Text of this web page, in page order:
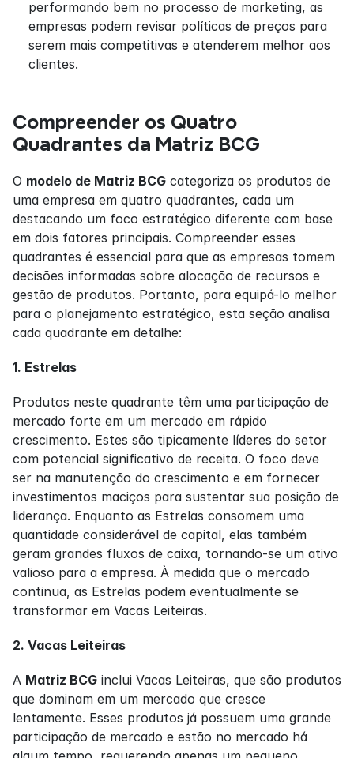
performando bem no processo de marketing, as
empresas podem revisar políticas de preços para
serem mais competitivas e atenderem melhor aos
clientes.
Compreender os Quatro
Quadrantes da Matriz BCG
O modelo de Matriz BCG categoriza os produtos de
uma empresa em quatro quadrantes, cada um
destacando um foco estratégico diferente com base
em dois fatores principais. Compreender esses
quadrantes é essencial para que as empresas tomem
decisões informadas sobre alocação de recursos e
gestão de produtos. Portanto, para equipá-lo melhor
para o planejamento estratégico, esta seção analisa
cada quadrante em detalhe:
1. Estrelas
Produtos neste quadrante têm uma participação de
mercado forte em um mercado em rápido
crescimento. Estes são tipicamente líderes do setor
com potencial significativo de receita. O foco deve
ser na manutenção do crescimento e em fornecer
investimentos maciços para sustentar sua posição de
liderança. Enquanto as Estrelas consomem uma
quantidade considerável de capital, elas também
geram grandes fluxos de caixa, tornando-se um ativo
valioso para a empresa. À medida que o mercado
continua, as Estrelas podem eventualmente se
transformar em Vacas Leiteiras.
2. Vacas Leiteiras
A Matriz BCG inclui Vacas Leiteiras, que são produtos
que dominam em um mercado que cresce
lentamente. Esses produtos já possuem uma grande
participação de mercado e estão no mercado há